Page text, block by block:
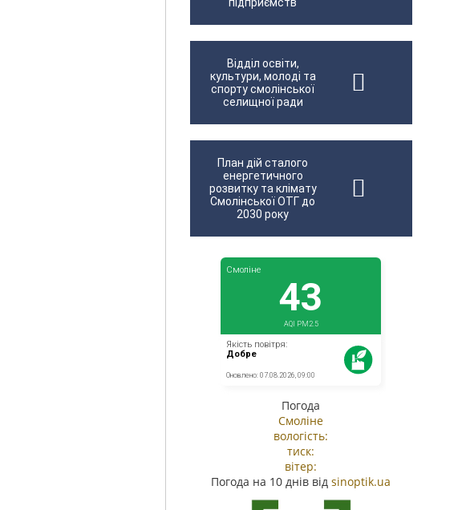
Відділ освіти,
культури, молоді та
спорту смолінської
селищної ради
План дій сталого
енергетичного
розвитку та клімату
Смолінської ОТГ до
2030 року
Погода
Смоліне
вологість:
тиск:
вітер:
Погода на 10 днів відsinoptik.ua